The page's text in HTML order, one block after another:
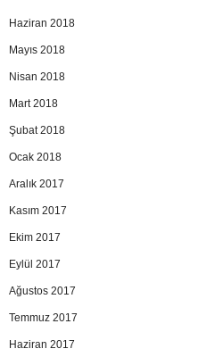
Haziran 2018
Mayıs 2018
Nisan 2018
Mart 2018
Şubat 2018
Ocak 2018
Aralık 2017
Kasım 2017
Ekim 2017
Eylül 2017
Ağustos 2017
Temmuz 2017
Haziran 2017